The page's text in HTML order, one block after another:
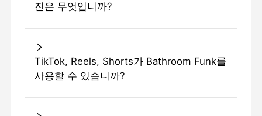
진은 무엇입니까?
TikTok, Reels, Shorts가 Bathroom Funk를
사용할 수 있습니까?